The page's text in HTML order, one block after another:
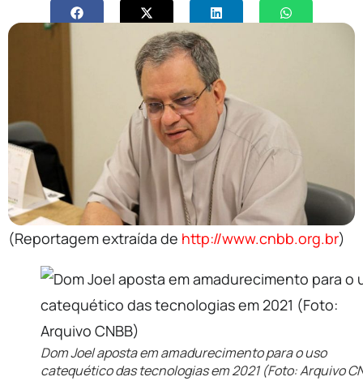
(Reportagem extraída de http://www.cnbb.org.br)
Dom Joel aposta em amadurecimento para o uso
catequético das tecnologias em 2021 (Foto: Arquivo